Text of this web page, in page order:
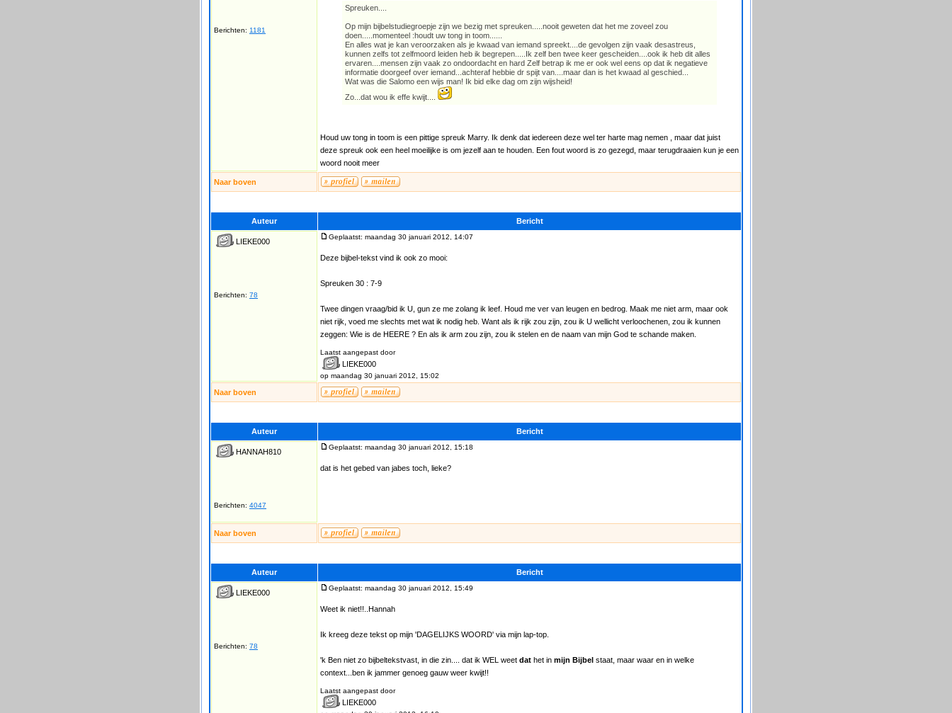
Berichten: 1181
Spreuken....
Op mijn bijbelstudiegroepje zijn we bezig met spreuken.....nooit geweten dat het me zoveel zou
doen.....momenteel :houdt uw tong in toom......
En alles wat je kan veroorzaken als je kwaad van iemand spreekt....de gevolgen zijn vaak desastreus,
kunnen zelfs tot zelfmoord leiden heb ik begrepen.....Ik zelf ben twee keer gescheiden....ook ik heb dit alles
ervaren....mensen zijn vaak zo ondoordacht en hard Zelf betrap ik me er ook wel eens op dat ik negatieve
informatie doorgeef over iemand...achteraf hebbie dr spijt van....maar dan is het kwaad al geschied...
Wat was die Salomo een wijs man! Ik bid elke dag om zijn wijsheid!
Zo...dat wou ik effe kwijt....
Houd uw tong in toom is een pittige spreuk Marry. Ik denk dat iedereen deze wel ter harte mag nemen , maar dat juist
deze spreuk ook een heel moeilijke is om jezelf aan te houden. Een fout woord is zo gezegd, maar terugdraaien kun je een
woord nooit meer
Naar boven
Auteur Bericht
LIEKE000
Berichten: 78
Geplaatst: maandag 30 januari 2012, 14:07
Deze bijbel-tekst vind ik ook zo mooi:
Spreuken 30 : 7-9
Twee dingen vraag/bid ik U, gun ze me zolang ik leef. Houd me ver van leugen en bedrog. Maak me niet arm, maar ook
niet rijk, voed me slechts met wat ik nodig heb. Want als ik rijk zou zijn, zou ik U wellicht verloochenen, zou ik kunnen
zeggen: Wie is de HEERE ? En als ik arm zou zijn, zou ik stelen en de naam van mijn God te schande maken.
Laatst aangepast door
LIEKE000
op maandag 30 januari 2012, 15:02
Naar boven
Auteur Bericht
HANNAH810
Berichten: 4047
Geplaatst: maandag 30 januari 2012, 15:18
dat is het gebed van jabes toch, lieke?
Naar boven
Auteur Bericht
LIEKE000
Berichten: 78
Geplaatst: maandag 30 januari 2012, 15:49
Weet ik niet!!..Hannah
Ik kreeg deze tekst op mijn 'DAGELIJKS WOORD' via mijn lap-top.
'k Ben niet zo bijbeltekstvast, in die zin.... dat ik WEL weet dat het in mijn Bijbel staat, maar waar en in welke
context...ben ik jammer genoeg gauw weer kwijt!!
Laatst aangepast door
LIEKE000